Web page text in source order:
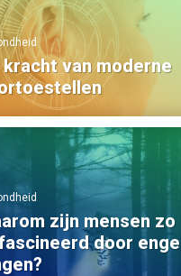
kracht van moderne
zijn mensen zo
door enge